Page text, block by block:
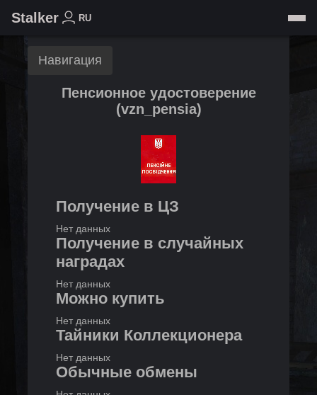
Stalker RU
Навигация
Пенсионное удостоверение
(vzn_pensia)
Получение в ЦЗ
Нет данных
Получение в случайных
наградах
Нет данных
Можно купить
Нет данных
Тайники Коллекционера
Нет данных
Обычные обмены